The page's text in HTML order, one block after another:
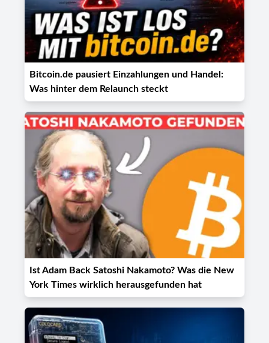
Bitcoin.de pausiert Einzahlungen und Handel:
Was hinter dem Relaunch steckt
Ist Adam Back Satoshi Nakamoto? Was die New
York Times wirklich herausgefunden hat